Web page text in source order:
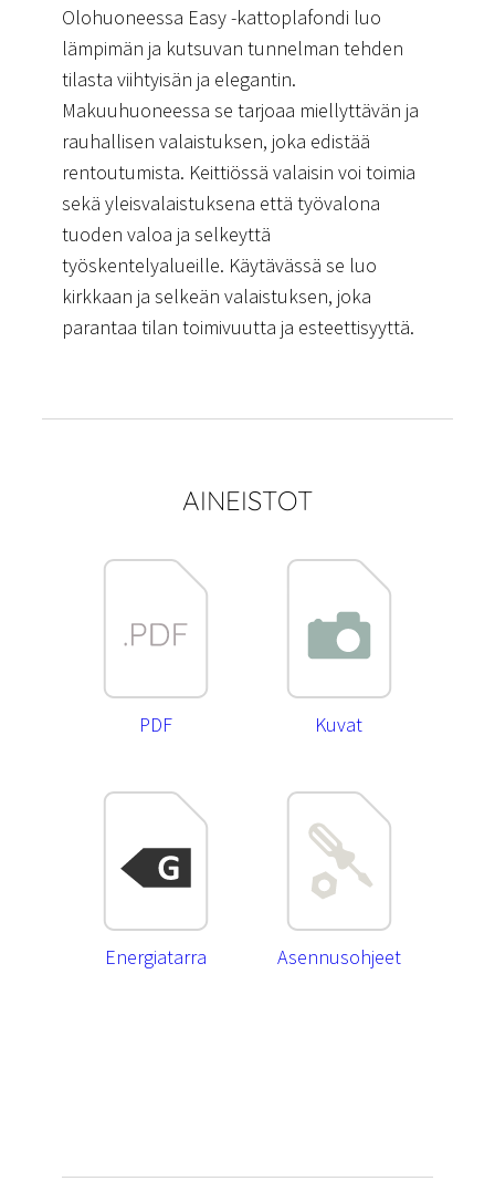
Olohuoneessa Easy -kattoplafondi luo
lämpimän ja kutsuvan tunnelman tehden
tilasta viihtyisän ja elegantin.
Makuuhuoneessa se tarjoaa miellyttävän ja
rauhallisen valaistuksen, joka edistää
rentoutumista. Keittiössä valaisin voi toimia
sekä yleisvalaistuksena että työvalona
tuoden valoa ja selkeyttä
työskentelyalueille. Käytävässä se luo
kirkkaan ja selkeän valaistuksen, joka
parantaa tilan toimivuutta ja esteettisyyttä.
AINEISTOT
PDF Kuvat
Energiatarra Asennusohjeet